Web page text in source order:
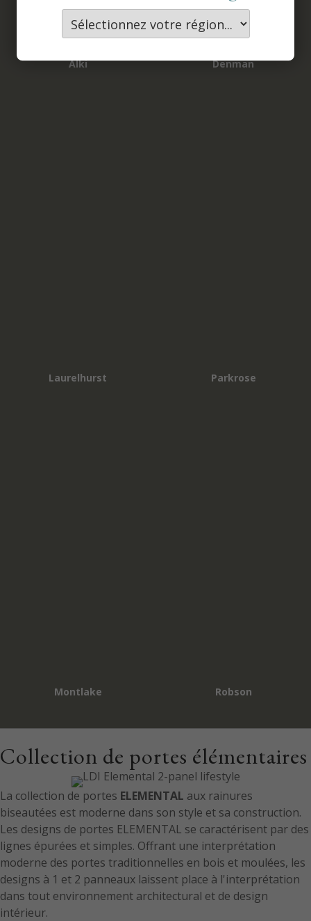
Collection de portes élémentaires
La collection de portes ELEMENTAL aux rainures
biseautées est moderne dans son style et sa construction.
Les designs de portes ELEMENTAL se caractérisent par des
lignes épurées et simples. Offrant une interprétation
moderne des portes traditionnelles en bois et moulées, les
designs à 1 et 2 panneaux laissent place à l'interprétation
dans tout environnement architectural et de design
intérieur.